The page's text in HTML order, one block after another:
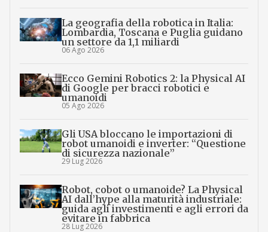
La geografia della robotica in Italia:
Lombardia, Toscana e Puglia guidano
un settore da 1,1 miliardi
06 Ago 2026
Ecco Gemini Robotics 2: la Physical AI
di Google per bracci robotici e
umanoidi
05 Ago 2026
Gli USA bloccano le importazioni di
robot umanoidi e inverter: “Questione
di sicurezza nazionale”
29 Lug 2026
Robot, cobot o umanoide? La Physical
AI dall’hype alla maturità industriale:
guida agli investimenti e agli errori da
evitare in fabbrica
28 Lug 2026